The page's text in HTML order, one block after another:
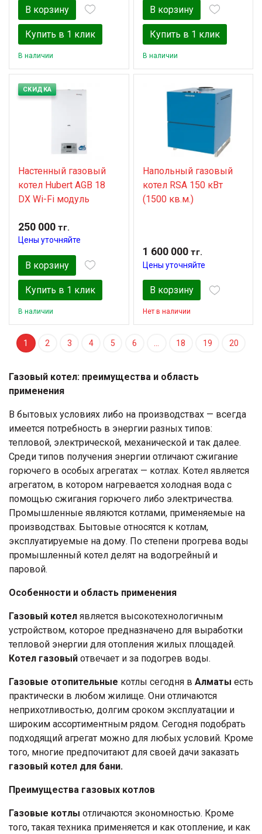
В корзину
Купить в 1 клик
В наличии
В корзину
Купить в 1 клик
В наличии
СКИДКА
Настенный газовый
котел Hubert AGB 18
DX Wi-Fi модуль
250 000 тг.
Цены уточняйте
В корзину
Купить в 1 клик
В наличии
Напольный газовый
котел RSA 150 кВт
(1500 кв.м.)
1 600 000тг.
Цены уточняйте
В корзину
Нет в наличии
1 2 3 4 5 6 18 19 20
Газовый котел: преимущества и область
применения
В бытовых условиях либо на производствах — всегда
имеется потребность в энергии разных типов:
тепловой, электрической, механической и так далее.
Среди типов получения энергии отличают сжигание
горючего в особых агрегатах — котлах. Котел является
агрегатом, в котором нагревается холодная вода с
помощью сжигания горючего либо электричества.
Промышленные являются котлами, применяемые на
производствах. Бытовые относятся к котлам,
эксплуатируемые на дому. По степени прогрева воды
промышленный котел делят на водогрейный и
паровой.
Особенности и область применения
Газовый котел является высокотехнологичным
устройством, которое предназначено для выработки
тепловой энергии для отопления жилых площадей.
Котел газовый отвечает и за подогрев воды.
Газовые отопительные котлы сегодня в Алматы есть
практически в любом жилище. Они отличаются
неприхотливостью, долгим сроком эксплуатации и
широким ассортиментным рядом. Сегодня подобрать
подходящий агрегат можно для любых условий. Кроме
того, многие предпочитают для своей дачи заказать
газовый котел для бани.
Преимущества газовых котлов
Газовые котлы отличаются экономностью. Кроме
того, такая техника применяется и как отопление, и как